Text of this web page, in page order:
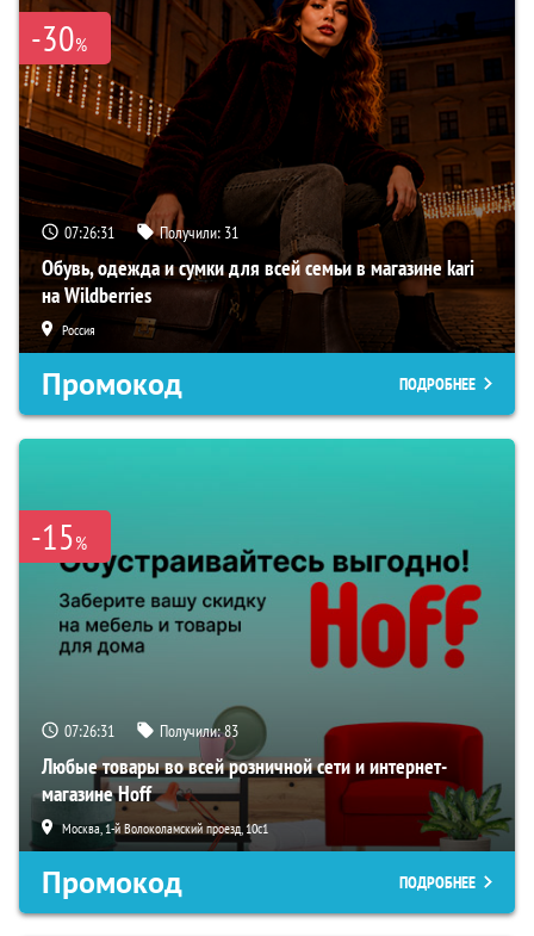
-30%
07:26:30 Получили: 31
Обувь, одежда и сумки для всей семьи в магазине kari
на Wildberries
Россия
Промокод ПОДРОБНЕЕ
-15%
07:26:30 Получили:83
Любые товары во всей розничной сети и интернет-
магазине Hoff
Москва, 1-й Волоколамский проезд, 10с1
Промокод ПОДРОБНЕЕ